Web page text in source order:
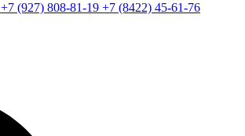
+7 (927) 808-81-19 +7 (8422) 45-61-76